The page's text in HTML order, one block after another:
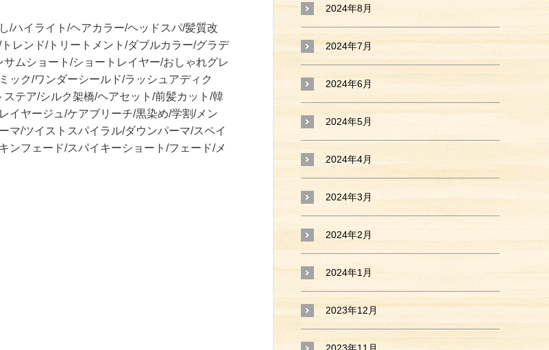
/ハイライト/ヘアカラー/ヘッドスパ/髪質改
レンド/トリートメント/ダブルカラー/グラデ
ムショート/ショートレイヤー/おしゃれグレ
ック/ワンダーシールド/ラッシュアディク
テア/シルク架橋/ヘアセット/前髪カット/韓
イヤージュ/ケアブリーチ/黒染め/学割/メン
マ/ツイストスパイラル/ダウンパーマ/スペイ
ンフェード/スパイキーショート/フェード/メ
2024年8月
2024年7月
2024年6月
2024年5月
2024年4月
2024年3月
2024年2月
2024年1月
2023年12月